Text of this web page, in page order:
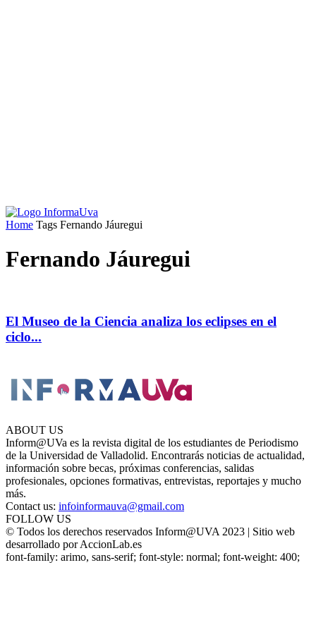
Home Tags Fernando Jáuregui
Fernando Jáuregui
El Museo de la Ciencia analiza los eclipses en el
ciclo...
ABOUT US
Inform@UVa es la revista digital de los estudiantes de Periodismo
de la Universidad de Valladolid. Encontrarás noticias de actualidad,
información sobre becas, próximas conferencias, salidas
profesionales, opciones formativas, entrevistas, reportajes y mucho
más.
Contact us: infoinformauva@gmail.com
FOLLOW US
© Todos los derechos reservados Inform@UVA 2023 | Sitio web
desarrollado por AccionLab.es
font-family: arimo, sans-serif; font-style: normal; font-weight: 400;